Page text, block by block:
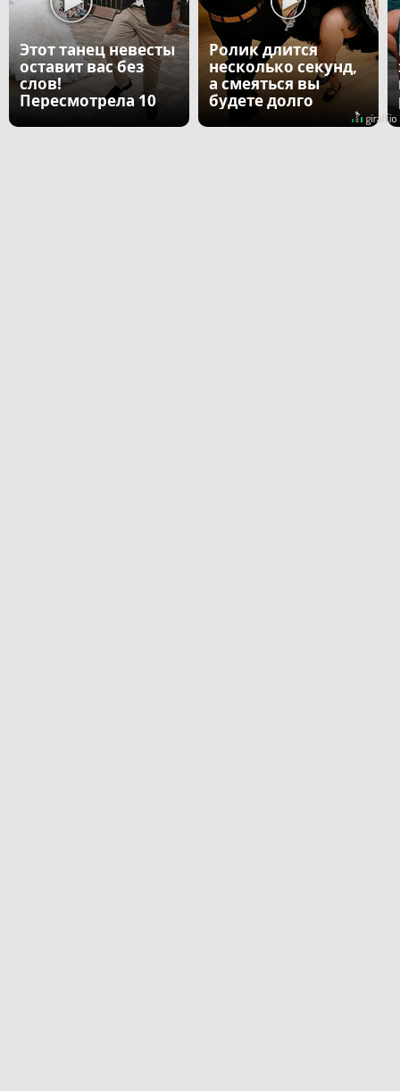
Этот танец невесты
оставит вас без
слов!
Пересмотрела 10
Ролик длится
несколько секунд,
а смеяться вы
будете долго